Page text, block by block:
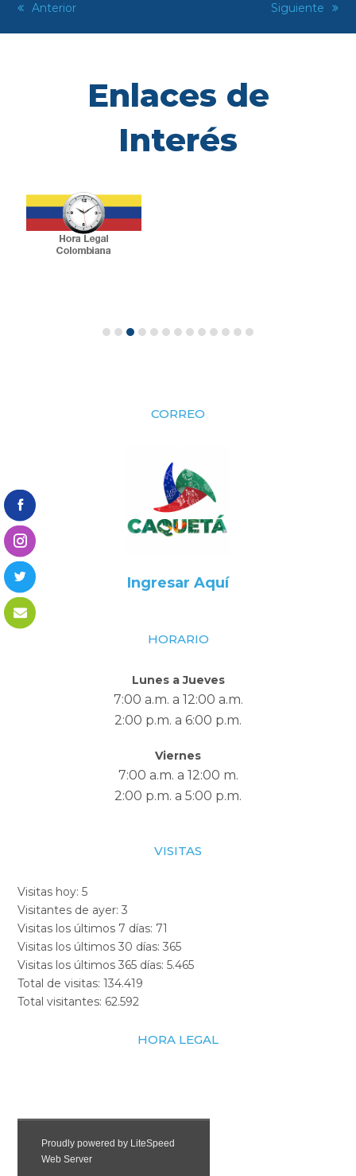
previous
Anterior
next
Siguiente
Enlaces de
Interés
CORREO
Ingresar Aquí
HORARIO
Lunes a Jueves
7:00 a.m. a 12:00 a.m.
2:00 p.m. a 6:00 p.m.
Viernes
7:00 a.m. a 12:00 m.
2:00 p.m. a 5:00 p.m.
VISITAS
Visitas hoy:5
Visitantes de ayer:3
Visitas los últimos 7 días: 71
Visitas los últimos 30 días:365
Visitas los últimos 365 días:5.465
Total de visitas:134.419
Total visitantes: 62.592
HORA LEGAL